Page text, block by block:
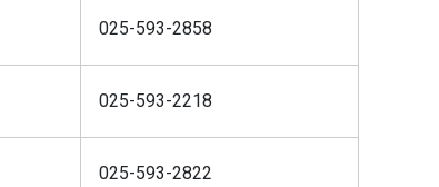
025-593-2858
025-593-2218
025-593-2822